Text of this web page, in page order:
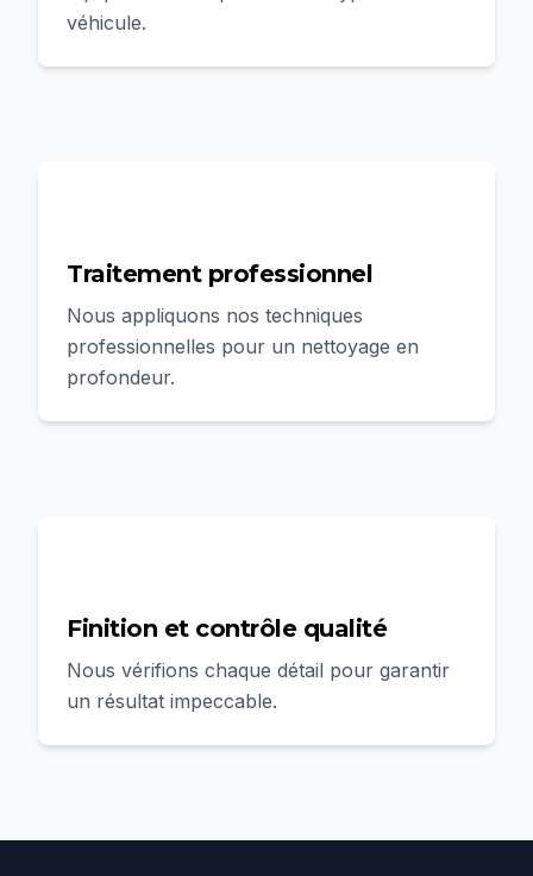
véhicule.
Traitement professionnel
Nous appliquons nos techniques
professionnelles pour un nettoyage en
profondeur.
Finition et contrôle qualité
Nous vérifions chaque détail pour garantir
un résultat impeccable.